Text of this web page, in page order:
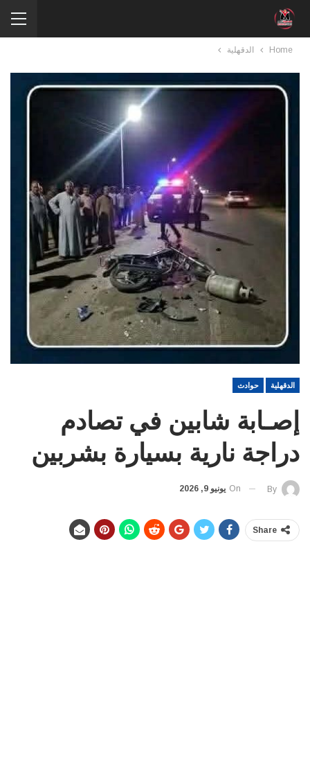
Home الدقهلية
الدقهلية حوادث
إصـابة شابين في تصادم
دراجة نارية بسيارة بشربين
By
On يونيو 9, 2026
Share